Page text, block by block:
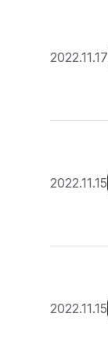
2022.11.17
2022.11.15
2022.11.15